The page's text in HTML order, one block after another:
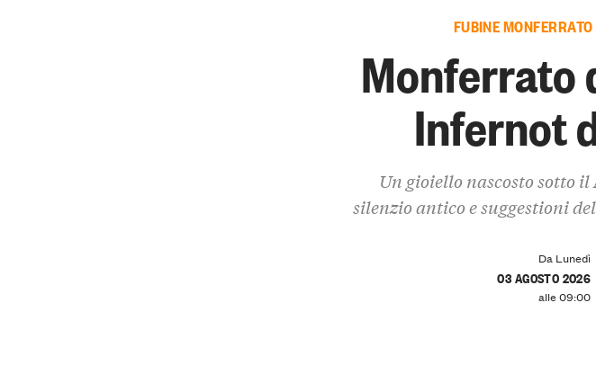
FUBINE
Monferrato
Infernot
Un gioiello nascosto sotto
silenzio antico e suggestioni
Da Lunedì
03 AGOSTO 2026
alle 09:00